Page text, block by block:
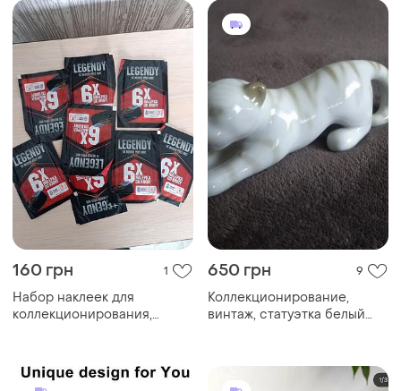
160 грн 1
Набор наклеек для
коллекционирования,
650 грн 9
Коллекционирование,
винтаж, статуэтка белый